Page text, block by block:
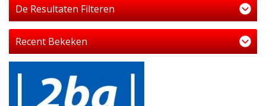
De Resultaten Filteren
Recent Bekeken